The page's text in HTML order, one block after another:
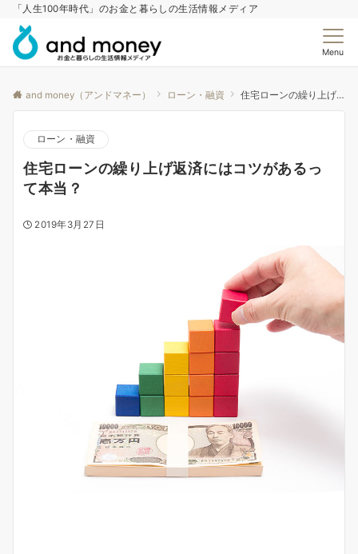
「人生100年時代」のお金と暮らしの生活情報メディア
Menu
and money（アンドマネー） ローン・融資 住宅ローンの繰り上げ返済にはコツがあるって本当？
ローン・融資
住宅ローンの繰り上げ返済にはコツがあるっ
て本当？
2019年3月27日